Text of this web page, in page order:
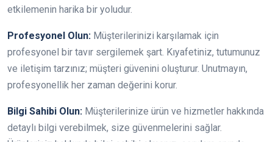
etkilemenin harika bir yoludur.
Profesyonel Olun: Müşterilerinizi karşılamak için
profesyonel bir tavır sergilemek şart. Kıyafetiniz, tutumunuz
ve iletişim tarzınız; müşteri güvenini oluşturur. Unutmayın,
profesyonellik her zaman değerini korur.
Bilgi Sahibi Olun: Müşterilerinize ürün ve hizmetler hakkında
detaylı bilgi verebilmek, size güvenmelerini sağlar.